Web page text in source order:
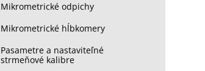
Mikrometrické odpichy
Mikrometrické hĺbkomery
Pasametre a nastaviteľné
strmeňové kalibre